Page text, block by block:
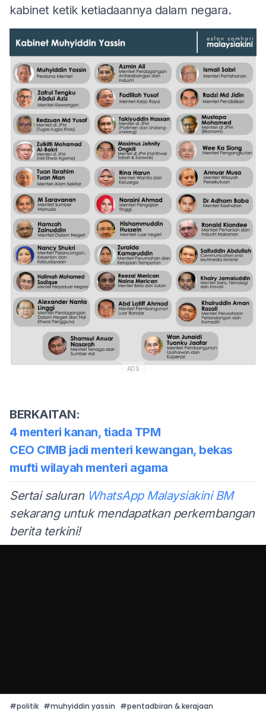
kabinet ketik ketiadaannya dalam negara.
ADS
BERKAITAN:
4 menteri kanan, tiada TPM
CEO CIMB jadi menteri kewangan, bekas
mufti wilayah menteri agama
Sertai saluran WhatsApp Malaysiakini BM
sekarang untuk mendapatkan perkembangan
berita terkini!
#politik #muhyiddin yassin #pentadbiran & kerajaan